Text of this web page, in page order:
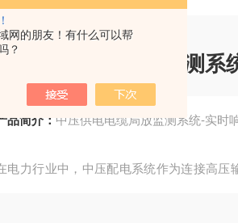
网的朋友！有什么可以帮
？
中压供电电缆局放监测系
品简介： 中压供电电缆局放监测系统-实时
电力行业中，中压配电系统作为连接高压